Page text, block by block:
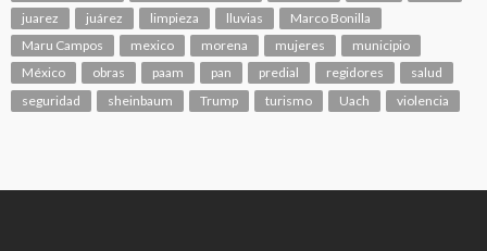
juarez
juárez limpieza lluvias
Marco Bonilla
Maru Campos
mexico morena mujeres
municipio
México
obras paam pan predial regidores
salud
seguridad
sheinbaum Trump turismo Uach violencia